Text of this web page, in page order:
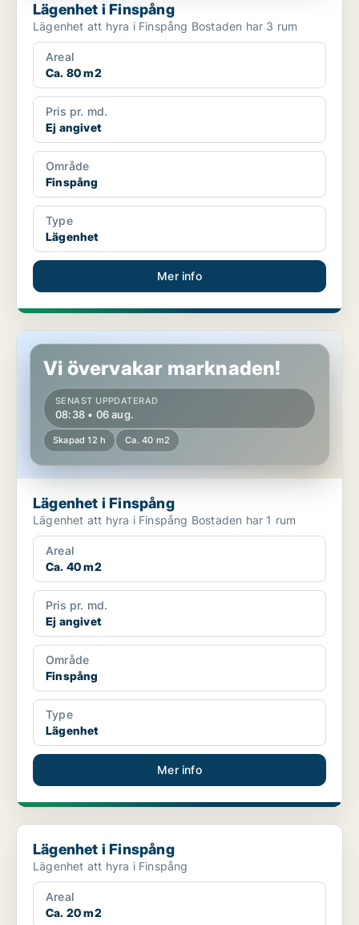
Lägenhet i Finspång
Lägenhet att hyra i Finspång Bostaden har 3 rum
Areal
Ca. 80 m2
Pris pr. md.
Ej angivet
Område
Finspång
Type
Lägenhet
Mer info
Lägenhet i Finspång
Vi övervakar marknaden!
SENAST UPPDATERAD
08:38 • 06 aug.
Skapad 12 h Ca. 40 m2
Lägenhet i Finspång
Lägenhet att hyra i Finspång Bostaden har 1 rum
Areal
Ca. 40 m2
Pris pr. md.
Ej angivet
Område
Finspång
Type
Lägenhet
Mer info
Lägenhet i Finspång
Lägenhet i Finspång
Lägenhet att hyra i Finspång
Areal
Ca. 20 m2